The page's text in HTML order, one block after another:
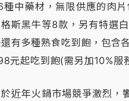
種中藥材，無限供應的肉
斯黑牛等8款，另有特選
有多種熟食吃到飽，包含
元起吃到飽(需另加10%服
近年火鍋市場競爭激烈，